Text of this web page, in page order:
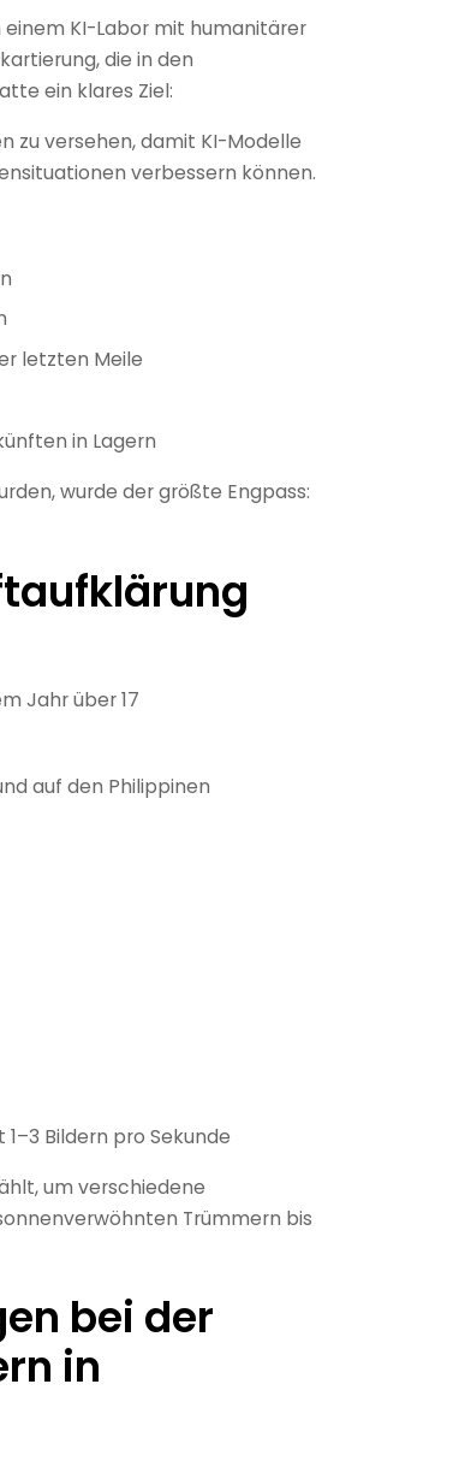
einem KI-Labor mit humanitärer
die in den
ein klares Ziel:
zu versehen, damit KI-Modelle
verbessern können.
letzten Meile
in Lagern
wurde der größte Engpass:
Jahr über 17
auf den Philippinen
Bildern pro Sekunde
um verschiedene
Trümmern bis
bei der
in